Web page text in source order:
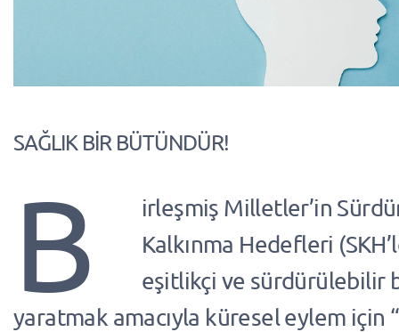
SAĞLIK BİR BÜTÜNDÜR!
B
irleşmiş Milletler’in
Kalkınma Hedefleri
eşitlikçi ve sürdürülebilir
yaratmak amacıyla küresel eylem için